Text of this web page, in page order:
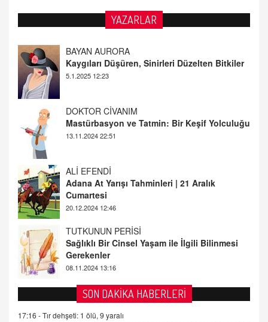
YAZARLAR
DOKTOR CİVANIM
Mastürbasyon ve Tatmin: Bir Keşif Yolculuğu
13.11.2024 22:51
ALİ EFENDİ
Adana At Yarışı Tahminleri | 21 Aralık
Cumartesi
TUTKUNUN PERİSİ
Sağlıklı Bir Cinsel Yaşam ile İlgili Bilinmesi
Gerekenler
08.11.2024 13:16
FARUK ÖNALAN
Tezkere Onaylanmasaydı…
2 Kasım 2021 Salı 00:11
AV. DOĞAN CAN DOĞAN
Kişisel verilerin korunması ve dijital hukukun
gelişimi
SON DAKİKA HABERLERİ
17:16 -Tır dehşeti: 1 ölü, 9 yaralı